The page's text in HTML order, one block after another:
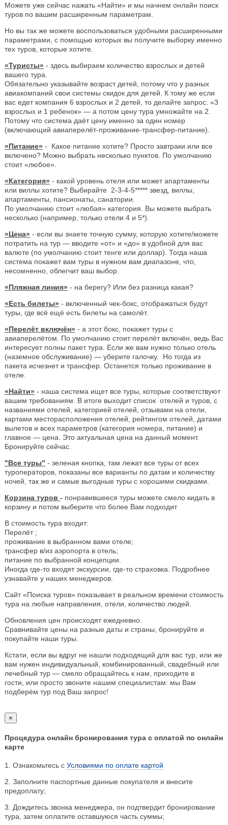
Можете уже сейчас нажать «Найти» и мы начнем онлайн поиск
туров по вашим расширенным параметрам.
Но вы так же можете воспользоваться удобными расширенными
параметрами, с помощью которых вы получите выборку именно
тех туров, которые хотите.
«Туристы» - здесь выбираем количество взрослых и детей
вашего тура.
Обязательно указывайте возраст детей, потому что у разных
авиакомпаний свои системы скидок для детей. К тому же если
вас едет компания 6 взрослых и 2 детей, то делайте запрос: «3
взрослых и 1 ребенок» — а потом цену тура умножайте на 2.
Потому что система даёт цену именно за один номер
(включающий авиаперелёт-проживание-трансфер-питание).
«Питание» - Какое питание хотите? Просто завтраки или все
включено? Можно выбрать несколько пунктов. По умолчанию
стоит «любое».
«Категория» - какой уровень отеля или может апартаменты
или виллы хотите? Выбирайте 2-3-4-5***** звезд, виллы,
апартаменты, пансионаты, санатории.
По умолчанию стоит «любая» категория. Вы можете выбрать
несколько (например, только отели 4 и 5*).
«Цена» - если вы знаете точную сумму, которую хотите/можете
потратить на тур — вводите «от» и «до» в удобной для вас
валюте (по умолчанию стоит тенге или доллар). Тогда наша
система покажет вам туры в нужном вам диапазоне, что,
несомненно, облегчит ваш выбор.
«Пляжная линия» - на берегу? Или без разница какая?
«Есть билеты» - включенный чек-бокс, отображаться будут
туры, где всё ещё есть билеты на самолёт.
«Перелёт включён» - а этот бокс, покажет туры с
авиаперелётом. По умолчанию стоит перелёт включён, ведь Вас
интересует полны пакет тура. Если же вам нужно только отель
(наземное обслуживание) — уберите галочку. Но тогда из
пакета исчезнет и трансфер. Останется только проживание в
отеле.
«Найти» - наша система ищет все туры, которые соответствуют
вашим требованиям. В итоге выходит список отелей и туров, с
названиями отелей, категорией отелей, отзывами на отели,
картами месторасположения отелей, рейтингом отелей, датами
вылетов и всех параметров (категория номера, питание) и
главное — цена. Это актуальная цена на данный момент.
Бронируйте сейчас.
"Все туры" - зеленая кнопка, там лежат все туры от всех
туроператоров, показаны все варианты по датам и количеству
ночей, так же и самые выгодные туры с хорошими скидками.
Корзина туров - понравившееся туры можете смело кидать в
корзину и потом выберите что более Вам подходит
В стоимость тура входит:
Перелёт ;
проживание в выбранном вами отеле;
трансфер в/из аэропорта в отель;
питание по выбранной концепции.
Иногда где-то входят экскурсии, где-то страховка. Подробнее
узнавайте у наших менеджеров.
Сайт «Поиска туров» показывает в реальном времени стоимость
тура на любые направления, отели, количество людей.
Обновления цен происходят ежедневно.
Сравнивайте цены на разные даты и страны, бронируйте и
покупайте наши туры.
Кстати, если вы вдруг не нашли подходящий для вас тур, или же
вам нужен индивидуальный, комбинированный, свадебный или
лечебный тур — смело обращайтесь к нам, приходите в
гости, или просто звоните нашим специалистам: мы Вам
подберём тур под Ваш запрос!
×
Процедура онлайн бронирования тура с оплатой по онлайн
карте
1. Ознакомьтесь с Условиями по оплате картой
2. Заполните паспортные данные покупателя и внесите
предоплату;
3. Дождитесь звонка менеджера, он подтвердит бронирование
тура, затем оплатите оставшуюся часть суммы;